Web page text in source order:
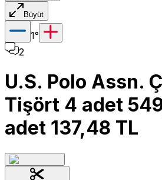
Büyüt
1°
2
U.S. Polo Assn.
Tişört 4 adet
adet 137,48 TL